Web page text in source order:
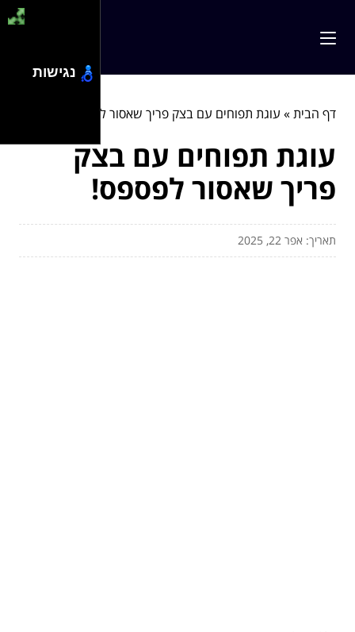
דף הבית» עוגת תפוחים עם בצק פריך שאסור לפספס!
עוגת תפוחים עם בצק
פריך שאסור לפספס!
תאריך: אפר 22, 2025
נגישות